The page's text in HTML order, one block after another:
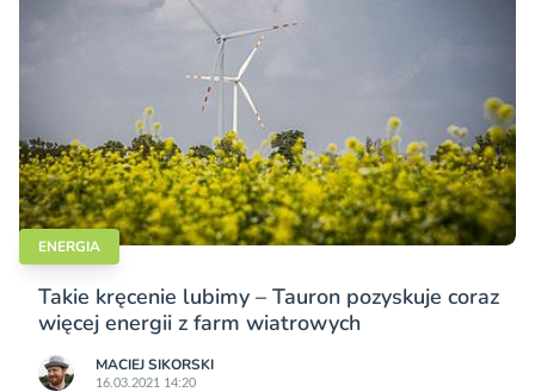
ENERGIA
Takie kręcenie lubimy – Tauron pozyskuje coraz
więcej energii z farm wiatrowych
MACIEJ SIKORSKI
16.03.2021 14:20